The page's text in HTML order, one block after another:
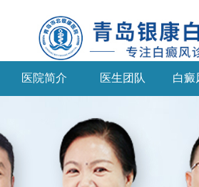
医院简介 医生团队 白癜